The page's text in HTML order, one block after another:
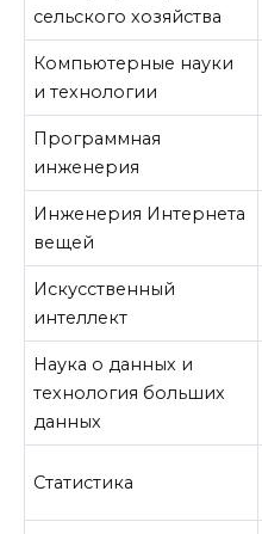
сельского хозяйства
Компьютерные науки
и технологии
Программная
инженерия
Инженерия Интернета
вещей
Искусственный
интеллект
Наука о данных и
технология больших
данных
Статистика